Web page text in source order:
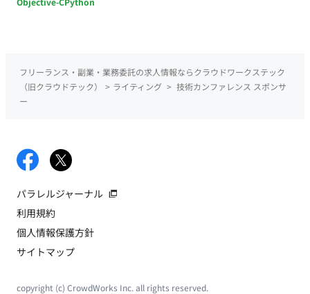
フリーランス・副業・業務委託の求人情報ならクラウドワークステック
（旧クラウドテック）
> ライティング > 技術カンファレンス スポンサ
ー
パラレルジャーナル
利用規約
個人情報保護方針
サイトマップ
copyright (c) CrowdWorks Inc. all rights reserved.